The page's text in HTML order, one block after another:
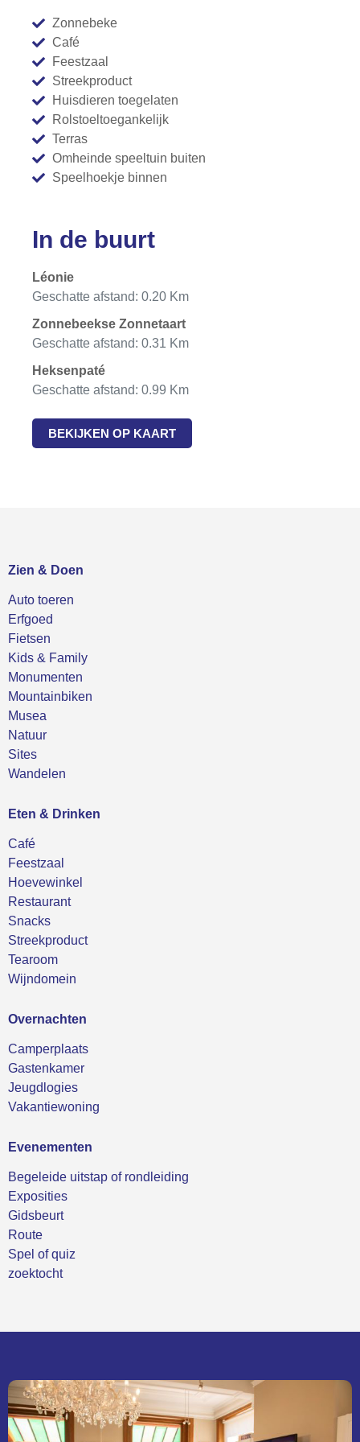
Zonnebeke
Café
Feestzaal
Streekproduct
Huisdieren toegelaten
Rolstoeltoegankelijk
Terras
Omheinde speeltuin buiten
Speelhoekje binnen
In de buurt
Léonie
Geschatte afstand: 0.20 Km
Zonnebeekse Zonnetaart
Geschatte afstand: 0.31 Km
Heksenpaté
Geschatte afstand: 0.99 Km
BEKIJKEN OP KAART
Zien & Doen
Auto toeren
Erfgoed
Fietsen
Kids & Family
Monumenten
Mountainbiken
Musea
Natuur
Sites
Wandelen
Eten & Drinken
Café
Feestzaal
Hoevewinkel
Restaurant
Snacks
Streekproduct
Tearoom
Wijndomein
Overnachten
Camperplaats
Gastenkamer
Jeugdlogies
Vakantiewoning
Evenementen
Begeleide uitstap of rondleiding
Exposities
Gidsbeurt
Route
Spel of quiz
zoektocht